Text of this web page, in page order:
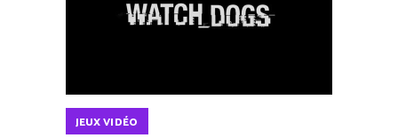
JEUX VIDÉO